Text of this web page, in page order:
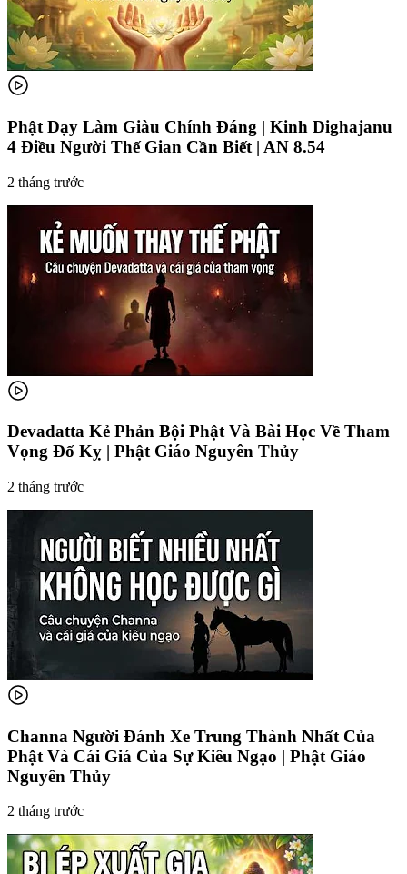
Phật Dạy Làm Giàu Chính Đáng | Kinh Dighajanu
4 Điều Người Thế Gian Cần Biết | AN 8.54
2 tháng trước
Devadatta Kẻ Phản Bội Phật Và Bài Học Về Tham
Vọng Đố Kỵ | Phật Giáo Nguyên Thủy
2 tháng trước
Channa Người Đánh Xe Trung Thành Nhất Của
Phật Và Cái Giá Của Sự Kiêu Ngạo | Phật Giáo
Nguyên Thủy
2 tháng trước